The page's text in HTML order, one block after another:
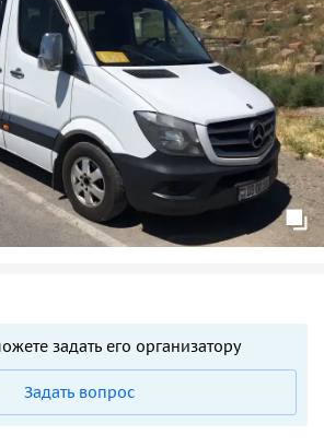
задать его организатору
Задать вопрос